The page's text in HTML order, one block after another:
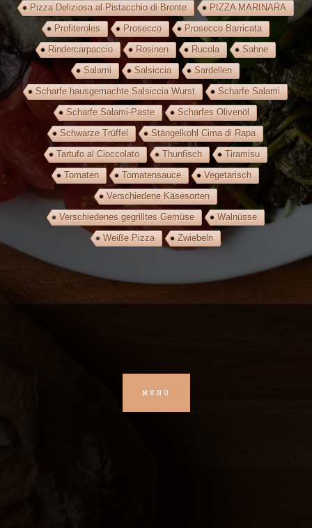
Pizza Deliziosa al Pistacchio di Bronte
PIZZA MARINARA
Profiteroles
Prosecco
Prosecco Barricata
Rindercarpaccio
Rosinen Rucola
Sahne
Salami
Salsiccia
Sardellen
Scharfe hausgemachte Salsiccia Wurst
Scharfe Salami
Scharfe Salami-Paste
Scharfes Olivenöl
Schwarze Trüffel
Stängelkohl Cima di Rapa
Tartufo al Cioccolato
Thunfisch
Tiramisu
Tomaten
Tomatensauce
Vegetarisch
Verschiedene Käsesorten
Verschiedenes gegrilltes Gemüse
Walnüsse
Weiße Pizza
Zwiebeln
MENU